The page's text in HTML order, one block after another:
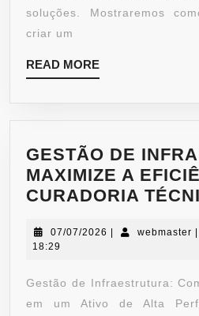
soluções. Mostraremos
criar um
READ MORE
GESTÃO DE
MAXIMIZE A
CURADORIA
07/07/2026 webmaster
18:29
Gestão de Infraestrutura:
em um Ativo de Alta